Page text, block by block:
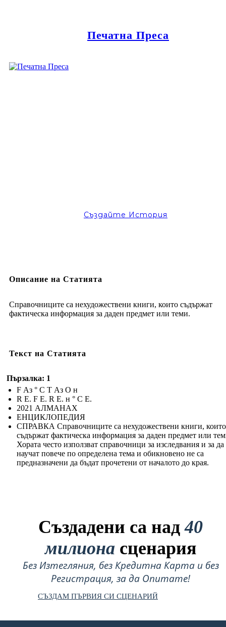
Печатна Преса
Създайте История
Описание на Статията
Справочниците са нехудожествени книги, които съдържат
фактическа информация за даден предмет или теми.
Текст на Статията
Пързалка: 1
F Аз ° С T Аз О н
R Е. F Е. R Е. н ° С Е.
2021 АЛМАНАХ
ЕНЦИКЛОПЕДИЯ
СПРАВКА Справочниците са нехудожествени книги, които
съдържат фактическа информация за даден предмет или
Хората често използват справочници за изследвания и за да
научат повече по определена тема и обикновено не са
предназначени да бъдат прочетени от началото до края.
Създадени са над40
милиона сценария
Без Изтегляния, без Кредитна Карта и без
Регистрация, за да Опитате!
СЪЗДАМ ПЪРВИЯ СИ СЦЕНАРИЙ